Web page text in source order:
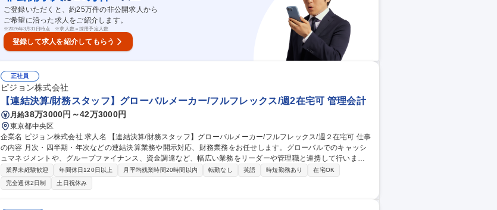
ご登録いただくと、約25万件の非公開求人から
ご希望に沿った求人をご紹介します。
※2026年3月31日時点 ※求人数＝採用予定人数
登録して求人を紹介してもらう
正社員
ピジョン株式会社
【連結決算/財務スタッフ】グローバルメーカー/フルフレックス/週2在宅可 管理会計
月給38万3000円～42万3000円
東京都中央区
企業名 ピジョン株式会社 求人名 【連結決算/財務スタッフ】グローバルメーカー/フルフレックス/週２在宅可 仕事
の内容 月次・四半期・年次などの連結決算業務や開示対応、財務業務をお任せします。グローバルでのキャッシ
ュマネジメントや、グループファイナンス、資金調達など、幅広い業務をリーダーや管理職と連携して行いま
す。 ■月次・四半期・年次の決算業務■資金繰り・資金運用の実務■開示・監査・内部統制の対応■為替管理・海外
入出金対応■海外子会社支援、各種業務改善【期待】まずは即戦力として上記実務を自立的に完遂後、将来的にはI
FRS導入検討や資金調達、グループファイナンス構築、会計基準変更、DX推進を主導する役割を担っていただ
き、経営に直結するミッションを牽引していただくことを期待しています。 募集職種 【連結決算/財務スタッフ】
業界未経験歓迎 年間休日120日以上 月平均残業時間20時間以内 転勤なし 英語 時短勤務あり
在宅OK
完全週休2日制
土日祝休み